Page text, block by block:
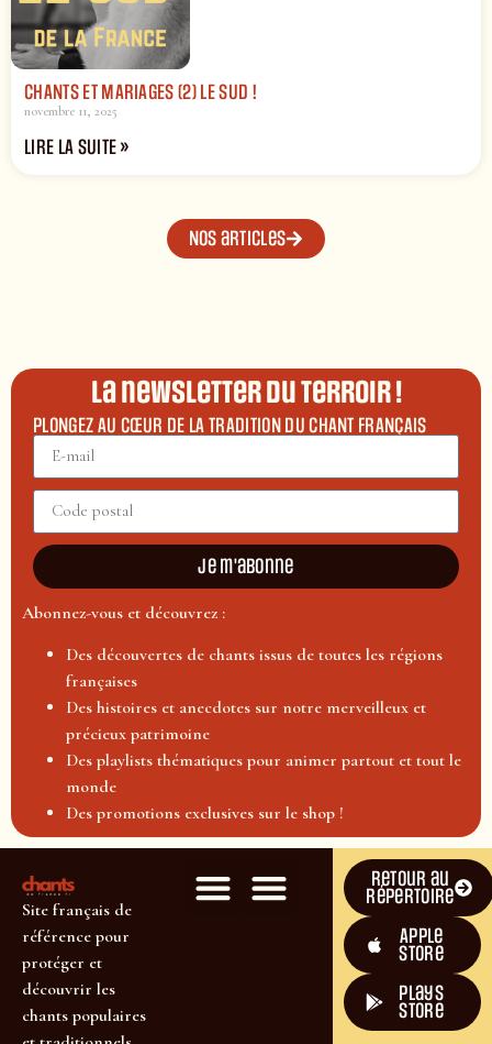
CHANTS ET MARIAGES (2) LE SUD !
novembre 11, 2025
LIRE LA SUITE »
Nos articles
La newsletter du terroir !
PLONGEZ AU CŒUR DE LA TRADITION DU CHANT FRANÇAIS
Je m'abonne
Abonnez-vous et découvrez :
Des découvertes de chants issus de toutes les régions
françaises
Des histoires et anecdotes sur notre merveilleux et
précieux patrimoine
Des playlists thématiques pour animer partout et tout le
monde
Des promotions exclusives sur le shop !
Site français de
référence pour
protéger et
découvrir les
chants populaires
Retour au
répertoire
Apple
Store
plays
store